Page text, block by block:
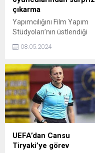
çıkarma
Yapımcılığını Film Yapım
Stüdyoları’nın üstlendiği
Kanal 7 binasına çıkartma
Yönetim Kurulu Üyesi
Mustafa Çelik’in ev
sahipliğinde gerçekleşen
toplantıda keyifli anlar
yaşandı.
08.05.2024
UEFA’dan Cansu
Tiryaki’ye görev